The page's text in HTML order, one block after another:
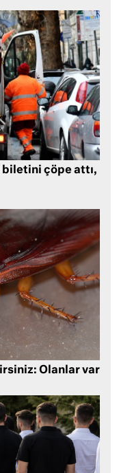
biletini çöpe attı,
Olanlar var